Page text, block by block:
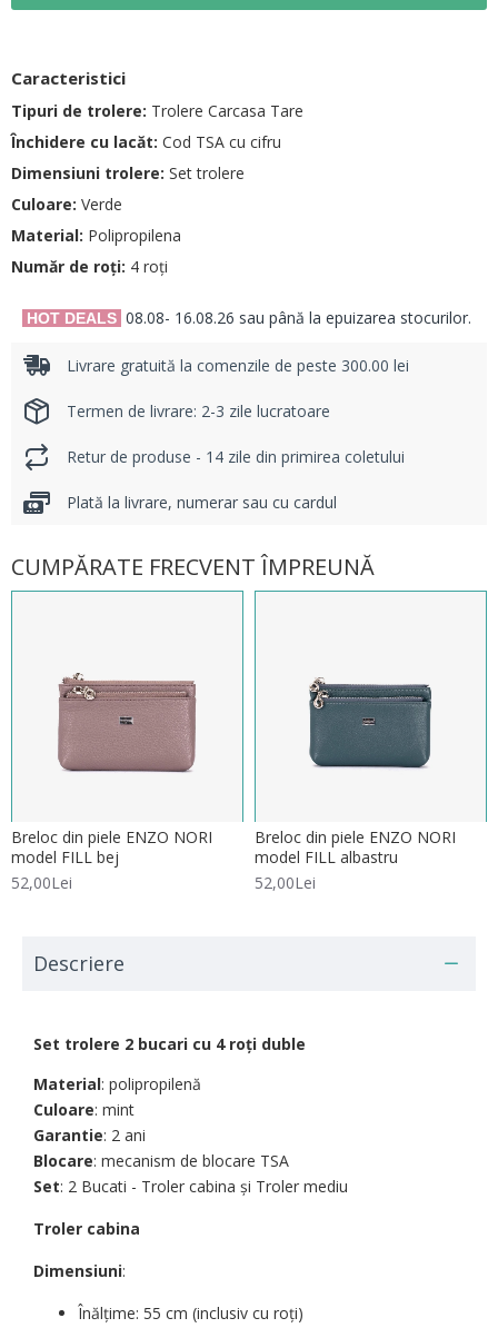
Caracteristici
Tipuri de trolere: Trolere Carcasa Tare
Închidere cu lacăt: Cod TSA cu cifru
Dimensiuni trolere: Set trolere
Culoare: Verde
Material: Polipropilena
Număr de roți: 4 roți
Livrare gratuită la comenzile de peste 300.00 lei
Termen de livrare: 2-3 zile lucratoare
Retur de produse - 14 zile din primirea coletului
Plată la livrare, numerar sau cu cardul
CUMPĂRATE FRECVENT ÎMPREUNĂ
Breloc din piele ENZO NORI
model FILL bej
52,00Lei
Breloc din piele ENZO NORI
model FILL albastru
52,00Lei
HOT DEALS 08.08- 16.08.26 sau până la epuizarea stocurilor.
Descriere
Set trolere 2 bucari cu 4 roți duble
Material: polipropilenă
Culoare: mint
Garantie: 2 ani
Blocare: mecanism de blocare TSA
Set: 2 Bucati - Troler cabina şi Troler mediu
Troler cabina
Dimensiuni:
Înălțime: 55 cm (inclusiv cu roți)